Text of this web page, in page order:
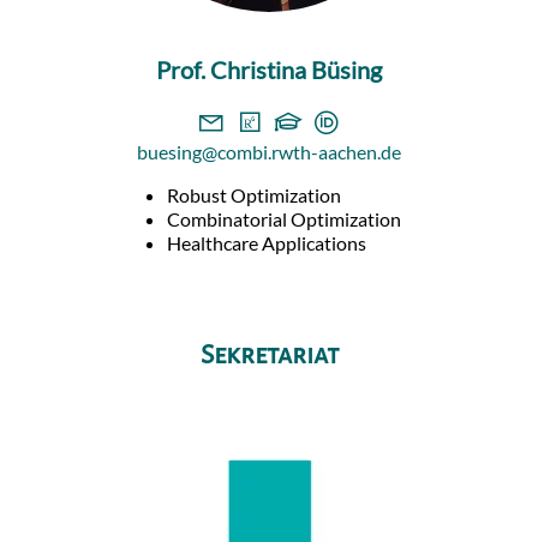
Prof. Christina Büsing
buesing@combi.rwth-aachen.de
Robust Optimization
Combinatorial Optimization
Healthcare Applications
Sekretariat